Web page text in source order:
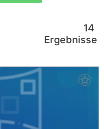
14
Ergebnisse